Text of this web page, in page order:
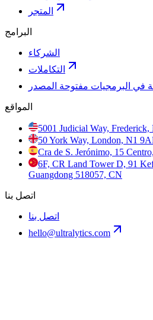
المتجر
البرامج
الشركاء
التكاملات
في البرمجيات مفتوحة المصدر
المواقع
5001 Judicial Way,
50 York Way, London, N1
Cra de S. Jerónimo, 15
6F, CR Land Tower D, 91
Guangdong 518057, CN
اتصل بنا
اتصل بنا
hello@ultralytics.com